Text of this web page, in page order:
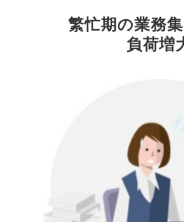
繁忙期の業務
負荷増